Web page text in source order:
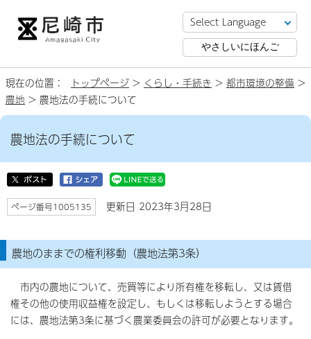
やさしいにほんご
現在の位置： トップページ > くらし・手続き > 都市環境の整備 >
農地 > 農地法の手続について
農地法の手続について
ページ番号1005135 更新日 2023年3月28日
農地のままでの権利移動（農地法第3条）
市内の農地について、売買等により所有権を移転し、又は賃借
権その他の使用収益権を設定し、もしくは移転しようとする場合
には、農地法第3条に基づく農業委員会の許可が必要となります。